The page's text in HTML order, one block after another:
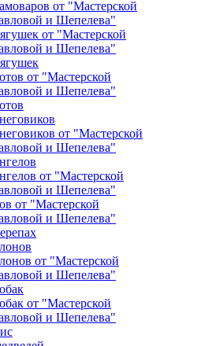
от "Мастерской
и Шепелева"
от "Мастерской
и Шепелева"
от "Мастерской
и Шепелева"
от "Мастерской
и Шепелева"
от "Мастерской
и Шепелева"
от "Мастерской
и Шепелева"
от "Мастерской
и Шепелева"
от "Мастерской
и Шепелева"